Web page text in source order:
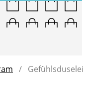
/ Gefühlsduselei